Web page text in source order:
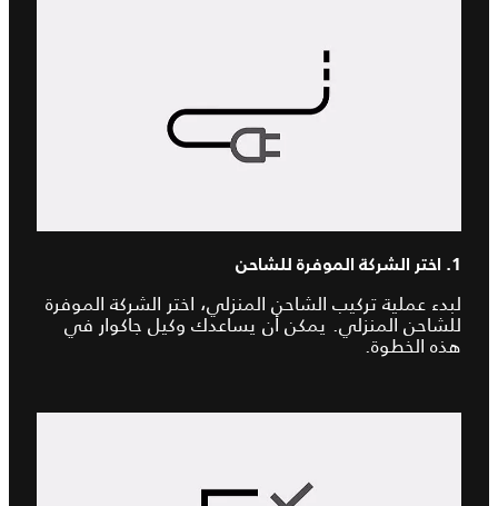
1. اختر الشركة الموفرة للشاحن
لبدء عملية تركيب الشاحن المنزلي، اختر الشركة الموفرة
للشاحن المنزلي. يمكن أن يساعدك وكيل جاكوار في
هذه الخطوة.